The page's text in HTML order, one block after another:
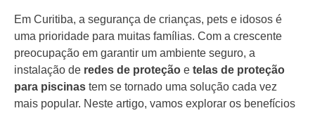
Em Curitiba, a segurança de crianças, pets e idosos é
uma prioridade para muitas famílias. Com a crescente
preocupação em garantir um ambiente seguro, a
instalação de redes de proteção e telas de proteção
para piscinas tem se tornado uma solução cada vez
mais popular. Neste artigo, vamos explorar os benefícios